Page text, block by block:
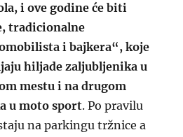
i ove godine će biti
tradicionalne
i bajkera“, koje
hiljade zaljubljenika u
mestu i na drugom
u moto sport. Po pravilu
na parkingu tržnice a